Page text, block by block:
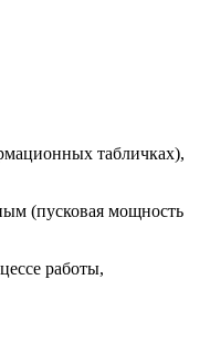
табличках),
(пусковая мощность
работы,